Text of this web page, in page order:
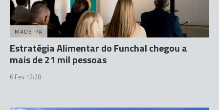
MADEIRA
Estratégia Alimentar do Funchal chegou a
mais de 21 mil pessoas
6 Fev 12:28